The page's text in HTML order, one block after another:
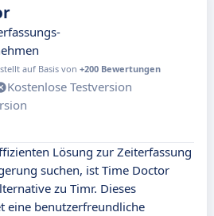
auf Basis von +200 Bewertungen
Kostenlose Testversion
Lösung zur Zeiterfassung
suchen, ist Time Doctor
zu Timr. Dieses
eine benutzerfreundliche